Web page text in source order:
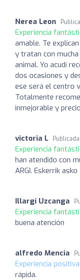
Nerea Leon
Experiencia
amable. Te
y tratan con
animal. Yo acudí
dos ocasiones y
ese será el centro
Totalmente
inmejorable y
victoria L
Experiencia
han atendido con
ARGI. Eskerrik asko
Illargi Uzcanga
Experiencia
buena atención
alfredo Mencia
Experiencia positiva:
rápida.